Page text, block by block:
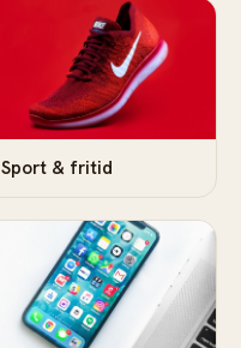
Sport & fritid